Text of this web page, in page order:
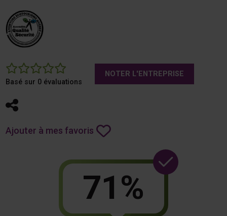
0
Basé sur 0 évaluations
NOTER L'ENTREPRISE
Partager
Ajouter à mes favoris
71%